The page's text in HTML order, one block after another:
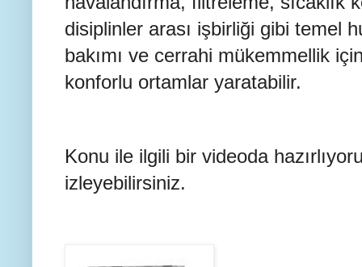
disiplinler arası işbirliği gibi temel
bakımı ve cerrahi mükemmellik
konforlu ortamlar yaratabilir.
Konu ile ilgili bir videoda
izleyebilirsiniz.